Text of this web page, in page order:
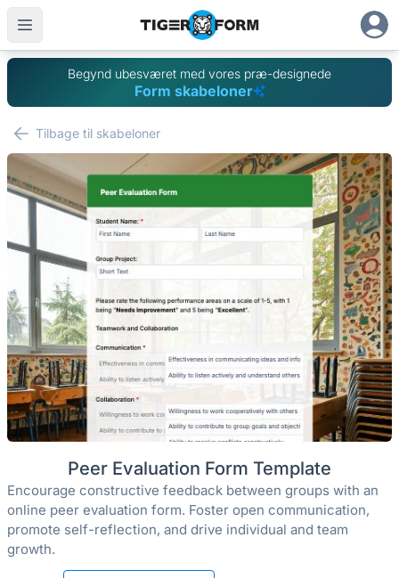
Begynd ubesværet med vores præ-designede
Form skabeloner
Tilbage til skabeloner
Peer Evaluation Form Template
Encourage constructive feedback between groups with an
online peer evaluation form. Foster open communication,
promote self-reflection, and drive individual and team
growth.